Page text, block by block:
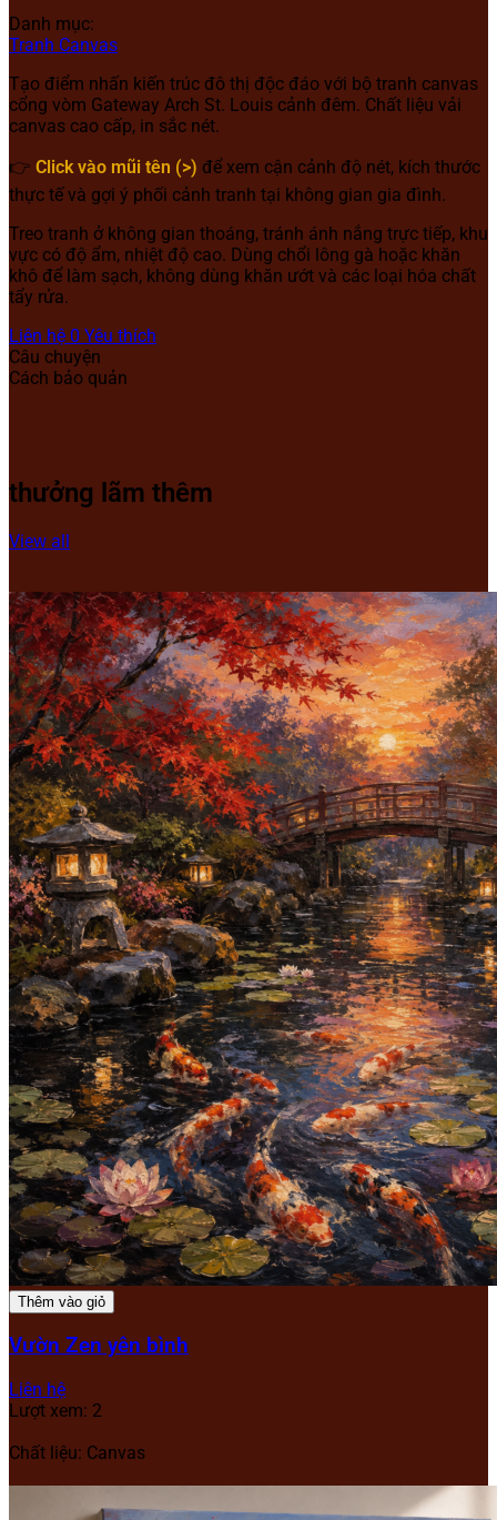
Danh mục:
Tranh Canvas
Tạo điểm nhấn kiến trúc đô thị độc đáo với bộ tranh canvas
cổng vòm Gateway Arch St. Louis cảnh đêm. Chất liệu vải
canvas cao cấp, in sắc nét.
👉 Click vào mũi tên (>) để xem cận cảnh độ nét, kích thước
thực tế và gợi ý phối cảnh tranh tại không gian gia đình.
Treo tranh ở không gian thoáng, tránh ánh nắng trực tiếp, khu
vực có độ ẩm, nhiệt độ cao. Dùng chổi lông gà hoặc khăn
khô để làm sạch, không dùng khăn ướt và các loại hóa chất
tẩy rửa.
Liên hệ 0 Yêu thích
Câu chuyện
Cách bảo quản
thưởng lãm thêm
View all
Thêm vào giỏ
Vườn Zen yên bình
Liên hệ
Lượt xem: 2
Chất liệu: Canvas